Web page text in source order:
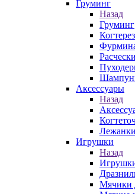
Груминг
Назад
Груминг
Аксессуары
Назад
Игрушки
Назад
Мячики